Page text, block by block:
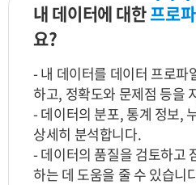
내 데이터에 대한프로파
요?
- 내 데이터를 데이터 프로파
하고, 정확도와 문제점 등을
- 데이터의 분포, 통계 정보,
상세히 분석합니다.
- 데이터의 품질을 검토하고
하는 데 도움을 줄 수 있습니